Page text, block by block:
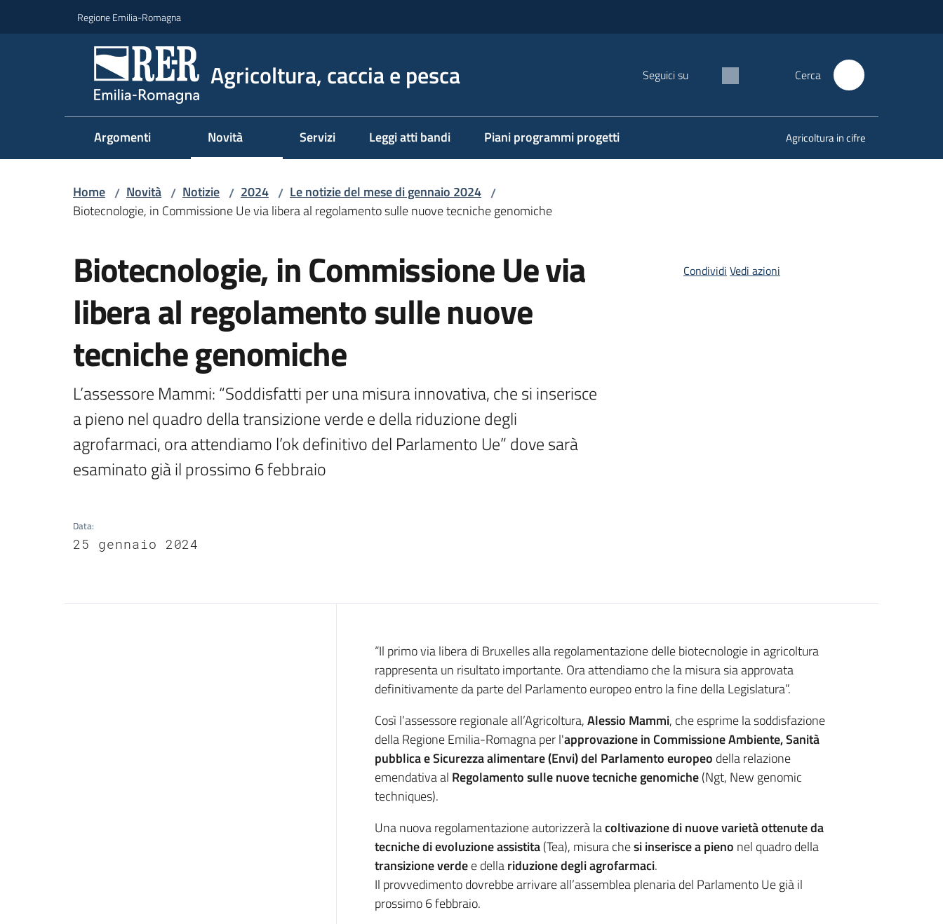
Regione Emilia-Romagna
Agricoltura, caccia e pesca Seguici su Cerca
Argomenti Novità Servizi Leggi atti bandi Piani programmi progetti Agricoltura in cifre
Home / Novità / Notizie / 2024 / Le notizie del mese di gennaio 2024 /
Biotecnologie, in Commissione Ue via libera al regolamento sulle nuove tecniche genomiche
Biotecnologie, in Commissione Ue via
libera al regolamento sulle nuove
tecniche genomiche
L’assessore Mammi: “Soddisfatti per una misura innovativa, che si inserisce
a pieno nel quadro della transizione verde e della riduzione degli
agrofarmaci, ora attendiamo l’ok definitivo del Parlamento Ue” dove sarà
esaminato già il prossimo 6 febbraio
Data:
25 gennaio 2024
Condividi Vedi azioni
Introduzione
“Il primo via libera di Bruxelles alla regolamentazione delle biotecnologie in agricoltura
rappresenta un risultato importante. Ora attendiamo che la misura sia approvata
definitivamente da parte del Parlamento europeo entro la fine della Legislatura”.
Così l’assessore regionale all’Agricoltura,Alessio Mammi, che esprime la soddisfazione
della Regione Emilia-Romagna per l'approvazione in Commissione Ambiente, Sanità
pubblica e Sicurezza alimentare (Envi) del Parlamento europeo della relazione
emendativa al Regolamento sulle nuove tecniche genomiche(Ngt, New genomic
techniques).
Una nuova regolamentazione autorizzerà lacoltivazione di nuove varietà ottenute da
tecniche di evoluzione assistita(Tea), misura chesi inserisce a pieno nel quadro della
transizione verdee dellariduzione degli agrofarmaci.
Il provvedimento dovrebbe arrivare all’assemblea plenaria del Parlamento Ue già il
prossimo 6 febbraio.